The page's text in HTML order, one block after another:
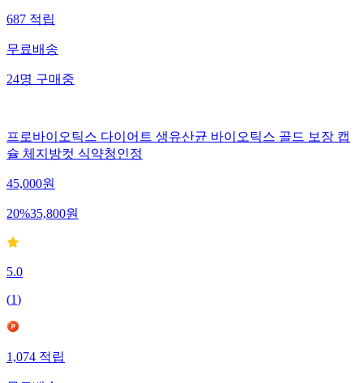
687적립
무료배송
24명구매중
프로바이오틱스 다이어트 생유산균 바이오틱스 골드 보장 캡
슐 체지방컷 식약청인정
45,000원
20%35,800원
5.0
(1)
1,074적립